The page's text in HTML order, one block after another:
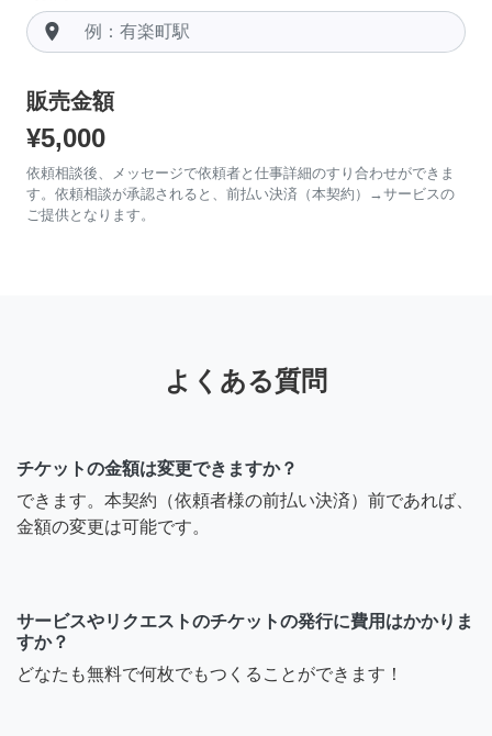
room
販売金額
¥5,000
依頼相談後、メッセージで依頼者と仕事詳細のすり合わせができま
す。依頼相談が承認されると、前払い決済（本契約）→サービスの
ご提供となります。
よくある質問
チケットの金額は変更できますか？
できます。本契約（依頼者様の前払い決済）前であれば、
金額の変更は可能です。
サービスやリクエストのチケットの発行に費用はかかりま
すか？
どなたも無料で何枚でもつくることができます！